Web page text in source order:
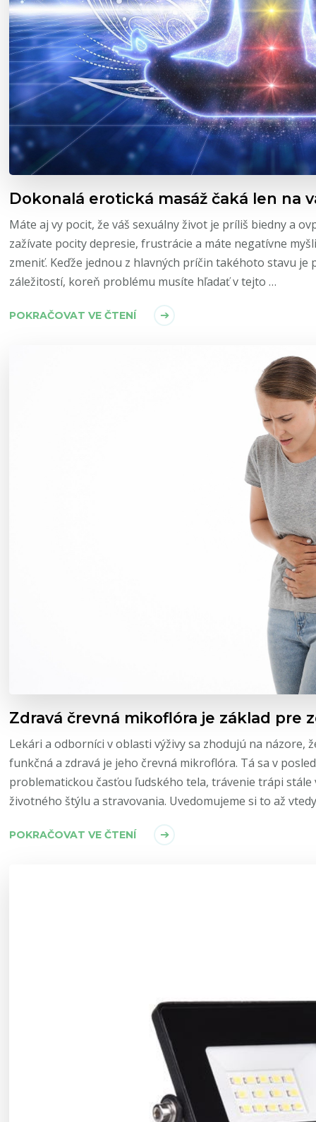
Dokonalá erotická masáž čaká len na
Máte aj vy pocit, že váš sexuálny život je príliš biedny a
zažívate pocity depresie, frustrácie a máte negatívne
zmeniť. Keďže jednou z hlavných príčin takéhoto stavu je
záležitostí, koreň problému musíte hľadať v tejto …
POKRAČOVAT VE ČTENÍ
Zdravá črevná mikoflóra je základ pre
Lekári a odborníci v oblasti výživy sa zhodujú na názore,
funkčná a zdravá je jeho črevná mikroflóra. Tá sa v
problematickou časťou ľudského tela, trávenie trápi stále
životného štýlu a stravovania. Uvedomujeme si to až
POKRAČOVAT VE ČTENÍ